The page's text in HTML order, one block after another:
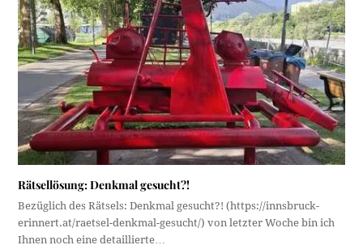
Rätsellösung: Denkmal gesucht?!
Bezüglich des Rätsels: Denkmal gesucht?! (https://innsbruck-
erinnert.at/raetsel-denkmal-gesucht/) von letzter Woche bin ich
Ihnen noch eine detaillierte…